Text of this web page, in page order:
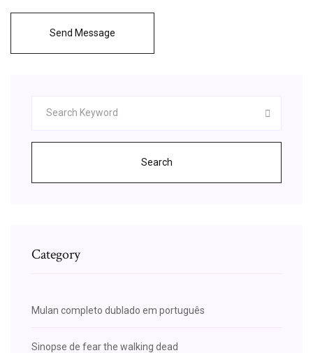
Send Message
Search
Category
Mulan completo dublado em português
Sinopse de fear the walking dead